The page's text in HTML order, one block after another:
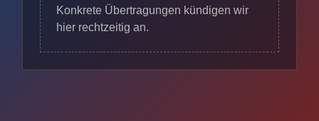
Konkrete Übertragungen kündigen wir
hier rechtzeitig an.